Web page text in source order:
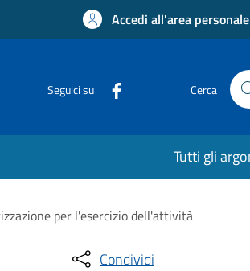
Accedi all'area personale
Seguici su Cerca
Tutti gli
per l'esercizio dell'attività
Condividi